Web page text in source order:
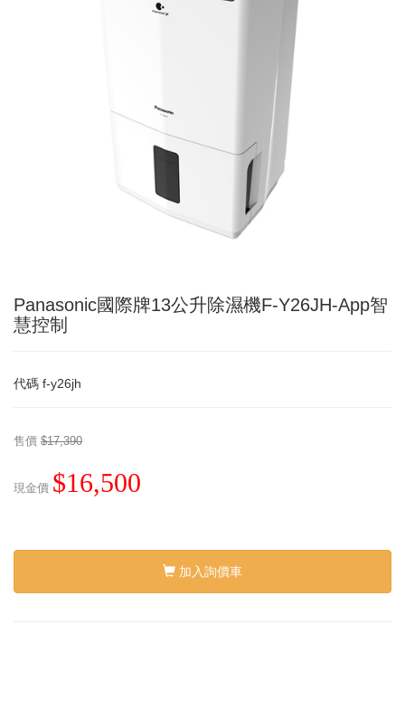
Panasonic國際牌13公升除濕機F-Y26JH-App智
慧控制
代碼 f-y26jh
售價 $17,390
現金價 $16,500
加入詢價車